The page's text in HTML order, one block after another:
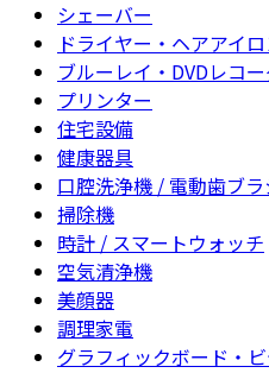
シェーバー
ドライヤー・ヘアアイ
ブルーレイ・DVDレコ
プリンター
住宅設備
健康器具
口腔洗浄機 / 電動歯ブラ
掃除機
時計 / スマートウォッチ
空気清浄機
美顔器
調理家電
グラフィックボード・